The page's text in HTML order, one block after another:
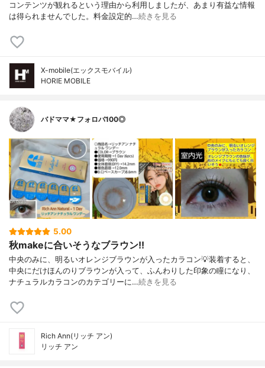
コンテンツが観れるという理由から利用しましたが、あまり有益な情報
は得られませんでした。料金設定的…続きを見る
X-mobile(エックスモバイル)
HORIE MOBILE
バドママ★フォロバ100◎
5.00
秋makeに合いそうなブラウン!!
中央のみに、明るいオレンジブラウンが入ったカラコン💡装着すると、
中央にだけほんのりブラウンが入って、ふんわりした印象の瞳になり、
ナチュラルカラコンのカテゴリーに…続きを見る
Rich Ann(リッチ アン)
リッチ アン